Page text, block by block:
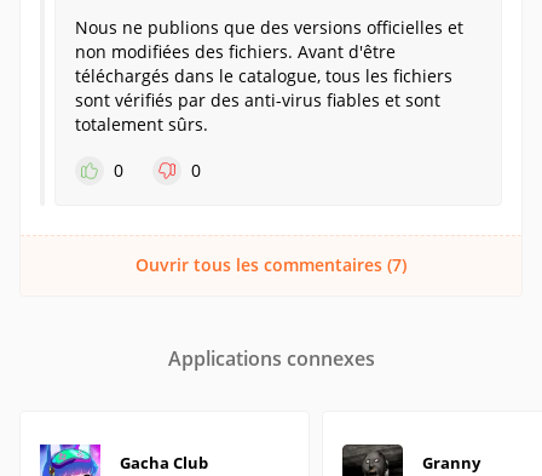
Nous ne publions que des versions officielles et
non modifiées des fichiers. Avant d'être
téléchargés dans le catalogue, tous les fichiers
sont vérifiés par des anti-virus fiables et sont
totalement sûrs.
0
0
Ouvrir tous les commentaires (7)
Applications connexes
Gacha Club Granny